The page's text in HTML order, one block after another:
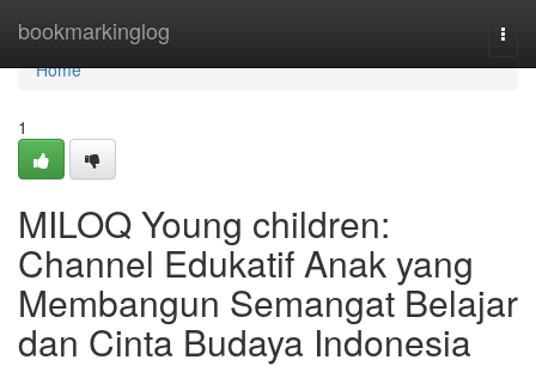
bookmarkinglog
Home
Home
1
MILOQ Young children:
Channel Edukatif Anak yang
Membangun Semangat Belajar
dan Cinta Budaya Indonesia